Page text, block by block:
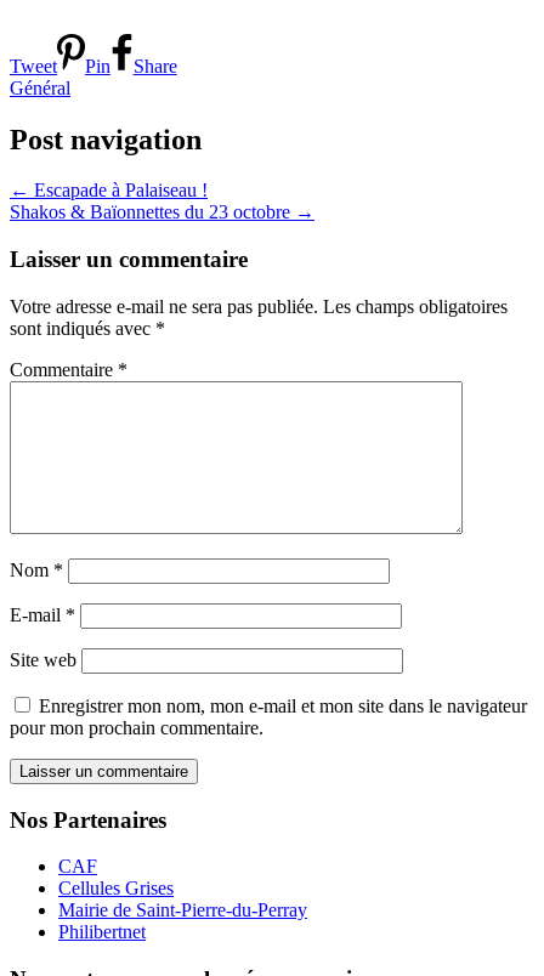
Tweet Pin
Share
Général
Post navigation
← Escapade à Palaiseau !
Shakos & Baïonnettes du 23 octobre →
Laisser un commentaire
Votre adresse e-mail ne sera pas publiée. Les champs obligatoires
sont indiqués avec *
Commentaire *
Nom *
E-mail *
Site web
Enregistrer mon nom, mon e-mail et mon site dans le navigateur
pour mon prochain commentaire.
Nos Partenaires
CAF
Cellules Grises
Mairie de Saint-Pierre-du-Perray
Philibertnet